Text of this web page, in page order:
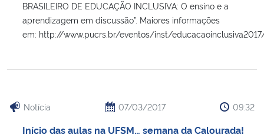
BRASILEIRO DE EDUCAÇÃO INCLUSIVA: O ensino e a
aprendizagem em discussão”. Maiores informações
em: http://www.pucrs.br/eventos/inst/
Notícia 07/03/2017 09:32
Início das aulas na UFSM… semana da Calourada!